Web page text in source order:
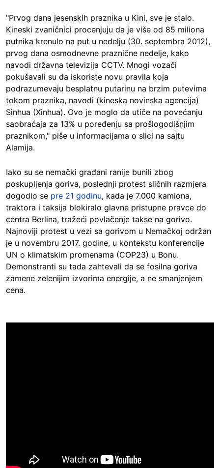
"Prvog dana jesenskih praznika u Kini, sve je stalo.
Kineski zvaničnici procenjuju da je više od 85 miliona
putnika krenulo na put u nedelju (30. septembra 2012),
prvog dana osmodnevne praznične nedelje, kako
navodi državna televizija CCTV. Mnogi vozači
pokušavali su da iskoriste novu pravila koja
podrazumevaju besplatnu putarinu na brzim putevima
tokom praznika, navodi (kineska novinska agencija)
Sinhua (Xinhua). Ovo je moglo da utiče na povećanju
saobraćaja za 13% u poređenju sa prošlogodišnjim
praznikom," piše u informacijama o slici na sajtu
Alamija.
Iako su se nemački građani ranije bunili zbog
poskupljenja goriva, poslednji protest sličnih razmjera
dogodio se pre 21 godinu, kada je 7.000 kamiona,
traktora i taksija blokiralo glavne pristupne pravce do
centra Berlina, tražeći povlačenje takse na gorivo.
Najnoviji protest u vezi sa gorivom u Nemačkoj održan
je u novembru 2017. godine, u kontekstu konferencije
UN o klimatskim promenama (COP23) u Bonu.
Demonstranti su tada zahtevali da se fosilna goriva
zamene zelenijim izvorima energije, a ne smanjenjem
cena.